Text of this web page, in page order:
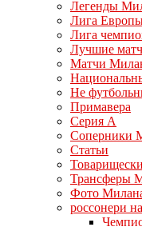
Легенды
Лига
Лига
Лучшие
Матчи
Не
Примавера
Серия А
Соперники
Статьи
Трансферы
Фото
россонери